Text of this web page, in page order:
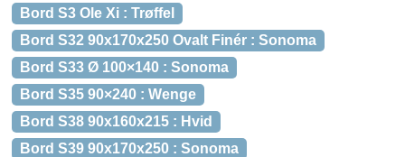
Bord S3 Ole Xi : Trøffel
Bord S32 90x170x250 Ovalt Finér : Sonoma
Bord S33 Ø 100×140 : Sonoma
Bord S35 90×240 : Wenge
Bord S38 90x160x215 : Hvid
Bord S39 90x170x250 : Sonoma